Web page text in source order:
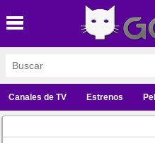
Canales de TV Estrenos